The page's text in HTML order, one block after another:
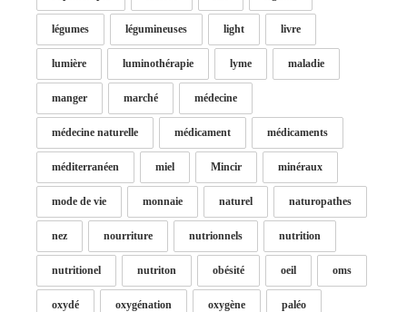
légumes légumineuses light livre
lumière luminothérapie lyme maladie
manger marché médecine
médecine naturelle médicament médicaments
méditerranéen miel Mincir minéraux
mode de vie monnaie naturel naturopathes
nez nourriture nutrionnels nutrition
nutritionel nutriton obésité oeil oms
oxydé oxygénation oxygène paléo